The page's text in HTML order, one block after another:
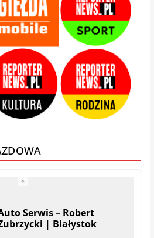
Producent |
– Zaścianki
Adams – Okna Drzwi
Bramy Rolety | Białystok
– regeneracja
i filtrów